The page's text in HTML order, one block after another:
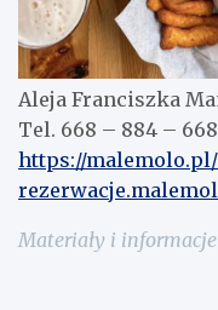
Aleja Franciszka
Tel. 668 – 884 – 668
https://malemolo.pl/
Materiały i